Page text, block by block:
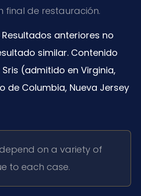
final de restauración.
anteriores no
similar. Contenido
(admitido en Virginia,
de Columbia, Nueva Jersey
on a variety of
to each case.